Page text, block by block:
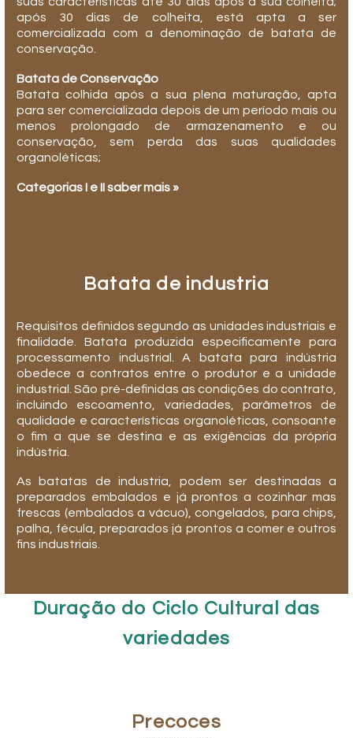
após 30 dias de colheita, está apta a ser
comercializada com a denominação de batata de
conservação.
Batata de Conservação
Batata colhida após a sua plena maturação, apta
para ser comercializada depois de um período mais ou
menos prolongado de armazenamento e ou
conservação, sem perda das suas qualidades
organoléticas;
Categorias I e II saber mais »
Batata de industria
Requisitos definidos segundo as unidades industriais e
finalidade. Batata produzida especificamente para
processamento industrial. A batata para indústria
obedece a contratos entre o produtor e a unidade
industrial. São pré-definidas as condições do contrato,
incluindo escoamento, variedades, parâmetros de
qualidade e características organoléticas, consoante
o fim a que se destina e as exigências da própria
indústria.
As batatas de industria, podem ser destinadas a
preparados embalados e já prontos a cozinhar mas
frescas (embalados a vácuo), congelados, para chips,
palha, fécula, preparados já prontos a comer e outros
fins industriais.
Duração do Ciclo Cultural das
variedades
Precoces